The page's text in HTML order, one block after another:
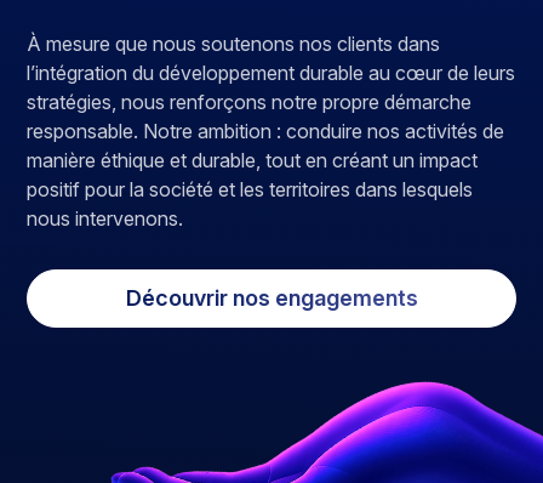
À mesure que nous soutenons nos clients dans
l’intégration du développement durable au cœur de leurs
stratégies, nous renforçons notre propre démarche
responsable. Notre ambition : conduire nos activités de
manière éthique et durable, tout en créant un impact
positif pour la société et les territoires dans lesquels
nous intervenons.
Découvrir nos engagements